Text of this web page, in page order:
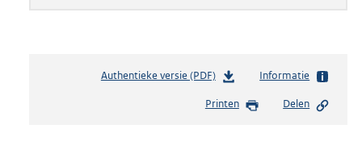
Authentieke versie (PDF)b
s
Informatie
Printen Delen